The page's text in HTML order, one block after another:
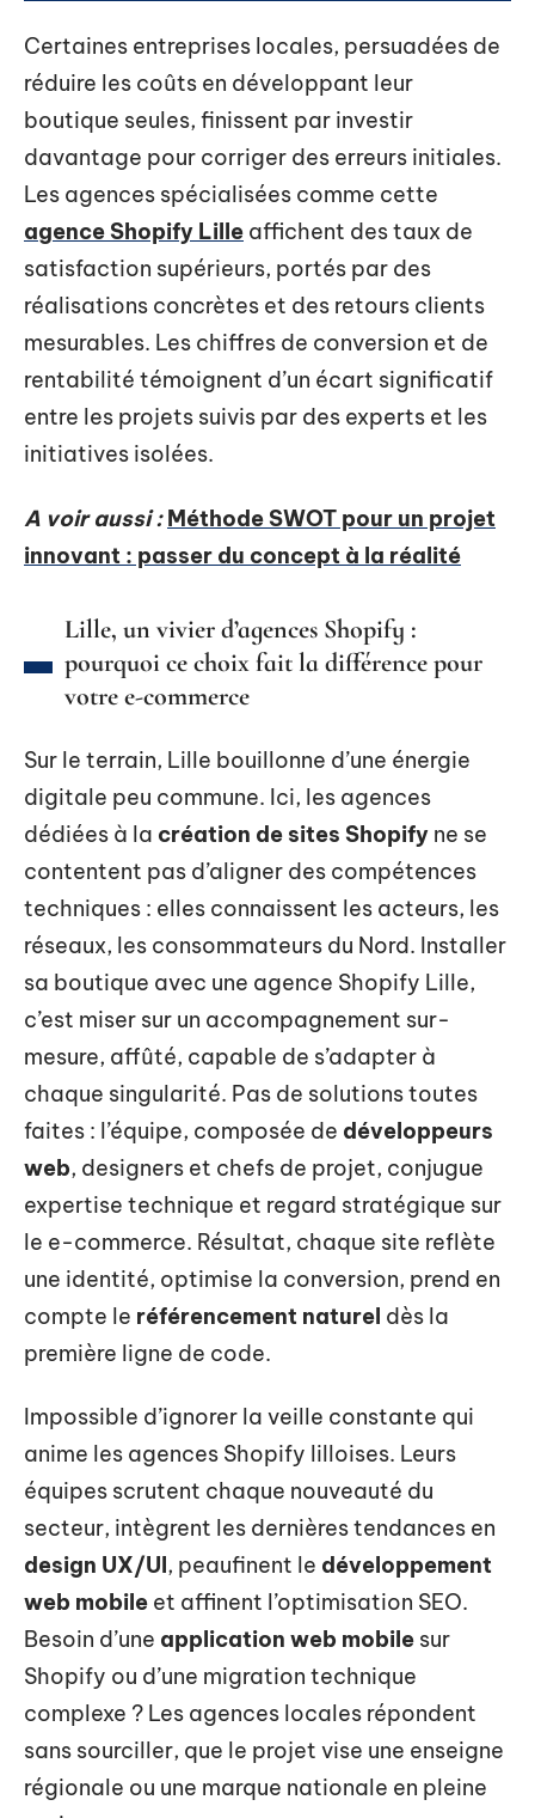
Certaines entreprises locales, persuadées de
réduire les coûts en développant leur
boutique seules, finissent par investir
davantage pour corriger des erreurs initiales.
Les agences spécialisées comme cette
agence Shopify Lille affichent des taux de
satisfaction supérieurs, portés par des
réalisations concrètes et des retours clients
mesurables. Les chiffres de conversion et de
rentabilité témoignent d’un écart significatif
entre les projets suivis par des experts et les
initiatives isolées.
A voir aussi : Méthode SWOT pour un projet
innovant : passer du concept à la réalité
Lille, un vivier d’agences Shopify :
pourquoi ce choix fait la différence pour
votre e-commerce
Sur le terrain, Lille bouillonne d’une énergie
digitale peu commune. Ici, les agences
dédiées à la création de sites Shopify ne se
contentent pas d’aligner des compétences
techniques : elles connaissent les acteurs, les
réseaux, les consommateurs du Nord. Installer
sa boutique avec une agence Shopify Lille,
c’est miser sur un accompagnement sur-
mesure, affûté, capable de s’adapter à
chaque singularité. Pas de solutions toutes
faites : l’équipe, composée de développeurs
web, designers et chefs de projet, conjugue
expertise technique et regard stratégique sur
le e-commerce. Résultat, chaque site reflète
une identité, optimise la conversion, prend en
compte le référencement naturel dès la
première ligne de code.
Impossible d’ignorer la veille constante qui
anime les agences Shopify lilloises. Leurs
équipes scrutent chaque nouveauté du
secteur, intègrent les dernières tendances en
design UX/UI, peaufinent le développement
web mobile et affinent l’optimisation SEO.
Besoin d’une application web mobile sur
Shopify ou d’une migration technique
complexe ? Les agences locales répondent
sans sourciller, que le projet vise une enseigne
régionale ou une marque nationale en pleine